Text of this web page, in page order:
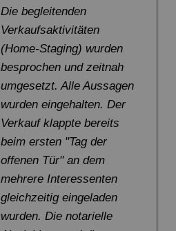
Die begleitenden
Verkaufsaktivitäten
(Home-Staging) wurden
besprochen und zeitnah
umgesetzt. Alle Aussagen
wurden eingehalten. Der
Verkauf klappte bereits
beim ersten "Tag der
offenen Tür" an dem
mehrere Interessenten
gleichzeitig eingeladen
wurden. Die notarielle